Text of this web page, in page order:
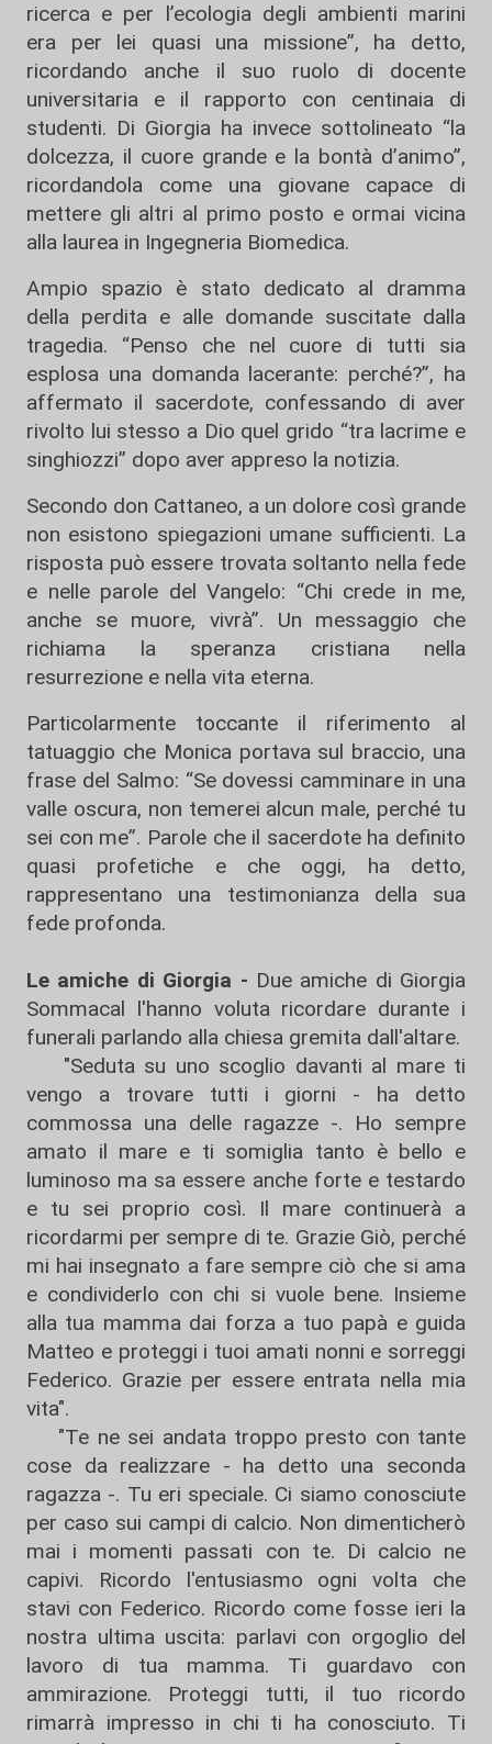
ricerca e per l’ecologia degli ambienti marini
era per lei quasi una missione”, ha detto,
ricordando anche il suo ruolo di docente
universitaria e il rapporto con centinaia di
studenti. Di Giorgia ha invece sottolineato “la
dolcezza, il cuore grande e la bontà d’animo”,
ricordandola come una giovane capace di
mettere gli altri al primo posto e ormai vicina
alla laurea in Ingegneria Biomedica.
Ampio spazio è stato dedicato al dramma
della perdita e alle domande suscitate dalla
tragedia. “Penso che nel cuore di tutti sia
esplosa una domanda lacerante: perché?”, ha
affermato il sacerdote, confessando di aver
rivolto lui stesso a Dio quel grido “tra lacrime e
singhiozzi” dopo aver appreso la notizia.
Secondo don Cattaneo, a un dolore così grande
non esistono spiegazioni umane sufficienti. La
risposta può essere trovata soltanto nella fede
e nelle parole del Vangelo: “Chi crede in me,
anche se muore, vivrà”. Un messaggio che
richiama la speranza cristiana nella
resurrezione e nella vita eterna.
Particolarmente toccante il riferimento al
tatuaggio che Monica portava sul braccio, una
frase del Salmo: “Se dovessi camminare in una
valle oscura, non temerei alcun male, perché tu
sei con me”. Parole che il sacerdote ha definito
quasi profetiche e che oggi, ha detto,
rappresentano una testimonianza della sua
fede profonda.
Le amiche di Giorgia - Due amiche di Giorgia
Sommacal l'hanno voluta ricordare durante i
funerali parlando alla chiesa gremita dall'altare.
"Seduta su uno scoglio davanti al mare ti
vengo a trovare tutti i giorni - ha detto
commossa una delle ragazze -. Ho sempre
amato il mare e ti somiglia tanto è bello e
luminoso ma sa essere anche forte e testardo
e tu sei proprio così. Il mare continuerà a
ricordarmi per sempre di te. Grazie Giò, perché
mi hai insegnato a fare sempre ciò che si ama
e condividerlo con chi si vuole bene. Insieme
alla tua mamma dai forza a tuo papà e guida
Matteo e proteggi i tuoi amati nonni e sorreggi
Federico. Grazie per essere entrata nella mia
vita".
"Te ne sei andata troppo presto con tante
cose da realizzare - ha detto una seconda
ragazza -. Tu eri speciale. Ci siamo conosciute
per caso sui campi di calcio. Non dimenticherò
mai i momenti passati con te. Di calcio ne
capivi. Ricordo l'entusiasmo ogni volta che
stavi con Federico. Ricordo come fosse ieri la
nostra ultima uscita: parlavi con orgoglio del
lavoro di tua mamma. Ti guardavo con
ammirazione. Proteggi tutti, il tuo ricordo
rimarrà impresso in chi ti ha conosciuto. Ti